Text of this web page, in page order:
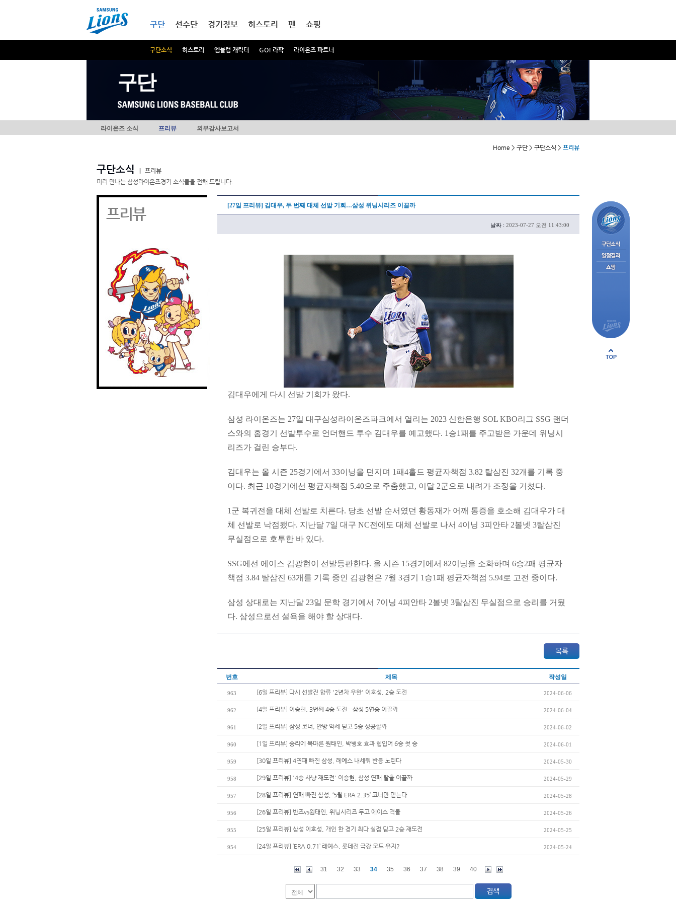
구단
구단소식 히스토리 엠블럼 캐릭터 GO! 라팍 라이온즈 파트너
선수단 경기정보 히스토리 팬 쇼핑
구단
라이온즈 소식 프리뷰 외부감사보고서
Home > 구단 > 구단소식 > 프리뷰
구단소식
프리뷰
미리 만나는 삼성라이온즈경기 소식들을 전해 드립니다.
프리뷰 [27일 프리뷰] 김대우, 두 번째 대체 선발 기회…삼성 위닝시리즈 이끌까
날짜 : 2023-07-27 오전 11:43:00
김대우에게 다시 선발 기회가 왔다.
삼성 라이온즈는 27일 대구삼성라이온즈파크에서 열리는 2023 신한은행 SOL KBO리그 SSG 랜더
스와의 홈경기 선발투수로 언더핸드 투수 김대우를 예고했다. 1승1패를 주고받은 가운데 위닝시
리즈가 걸린 승부다.
김대우는 올 시즌 25경기에서 33이닝을 던지며 1패4홀드 평균자책점 3.82 탈삼진 32개를 기록 중
이다. 최근 10경기에선 평균자책점 5.40으로 주춤했고, 이달 2군으로 내려가 조정을 거쳤다.
1군 복귀전을 대체 선발로 치른다. 당초 선발 순서였던 황동재가 어깨 통증을 호소해 김대우가 대
체 선발로 낙점됐다. 지난달 7일 대구 NC전에도 대체 선발로 나서 4이닝 3피안타 2볼넷 3탈삼진
무실점으로 호투한 바 있다.
SSG에선 에이스 김광현이 선발등판한다. 올 시즌 15경기에서 82이닝을 소화하며 6승2패 평균자
책점 3.84 탈삼진 63개를 기록 중인 김광현은 7월 3경기 1승1패 평균자책점 5.94로 고전 중이다.
삼성 상대로는 지난달 23일 문학 경기에서 7이닝 4피안타 2볼넷 3탈삼진 무실점으로 승리를 거뒀
다. 삼성으로선 설욕을 해야 할 상대다.
번호 제목 작성일
963 [6일 프리뷰] 다시 선발진 합류 '2년차 우완' 이호성, 2승 도전 2024-06-06
962 [4일 프리뷰] 이승현, 3번째 4승 도전…삼성 5연승 이끌까 2024-06-04
961 [2일 프리뷰] 삼성 코너, 안방 약세 딛고 5승 성공할까 2024-06-02
960 [1일 프리뷰] 승리에 목마른 원태인, 박병호 효과 힘입어 6승 첫 승 2024-06-01
959 [30일 프리뷰] 4연패 빠진 삼성, 레예스 내세워 반등 노린다 2024-05-30
958 [29일 프리뷰] '4승 사냥 재도전' 이승현, 삼성 연패 탈출 이끌까 2024-05-29
957 [28일 프리뷰] 연패 빠진 삼성, ‘5월 ERA 2.35’ 코너만 믿는다 2024-05-28
956 [26일 프리뷰] 반즈vs원태인, 위닝시리즈 두고 에이스 격돌 2024-05-26
955 [25일 프리뷰] 삼성 이호성, 개인 한 경기 최다 실점 딛고 2승 재도전 2024-05-25
954 [24일 프리뷰] ‘ERA 0.71’ 레예스, 롯데전 극강 모드 유지? 2024-05-24
31 32 33 34 35 36 37 38 39 40